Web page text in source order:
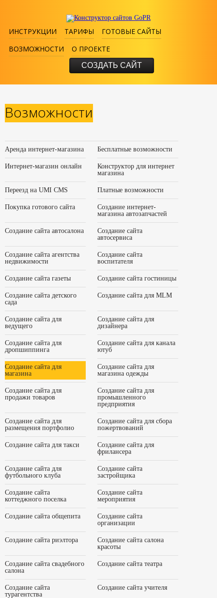
ИНСТРУКЦИИ ТАРИФЫ
ГОТОВЫЕ САЙТЫ
ВОЗМОЖНОСТИ
О ПРОЕКТЕ
СОЗДАТЬ САЙТ
Возможности
Аренда интернет-магазина Бесплатные возможности
Интернет-магазин онлайн
Конструктор для интернет
магазина
Переезд на UMI CMS Платные возможности
Покупка готового сайта
Создание интернет-
магазина автозапчастей
Создание сайта автосалона
Создание сайта
автосервиса
Создание сайта агентства
недвижимости
Создание сайта
воспитателя
Создание сайта газеты Создание сайта гостиницы
Создание сайта детского
сада
Создание сайта для MLM
Создание сайта для
ведущего
Создание сайта для
дизайнера
Создание сайта для
дропшиппинга
Создание сайта для канала
ютуб
Создание сайта для
магазина
Создание сайта для
магазина одежды
Создание сайта для
продажи товаров
Создание сайта для
промышленного
предприятия
Создание сайта для
размещения портфолио
Создание сайта для сбора
пожертвований
Создание сайта для такси
Создание сайта для
фрилансера
Создание сайта для
футбольного клуба
Создание сайта
застройщика
Создание сайта
коттеджного поселка
Создание сайта
мероприятия
Создание сайта общепита
Создание сайта
организации
Создание сайта риэлтора
Создание сайта салона
красоты
Создание сайта свадебного
салона
Создание сайта театра
Создание сайта
турагентства
Создание сайта учителя